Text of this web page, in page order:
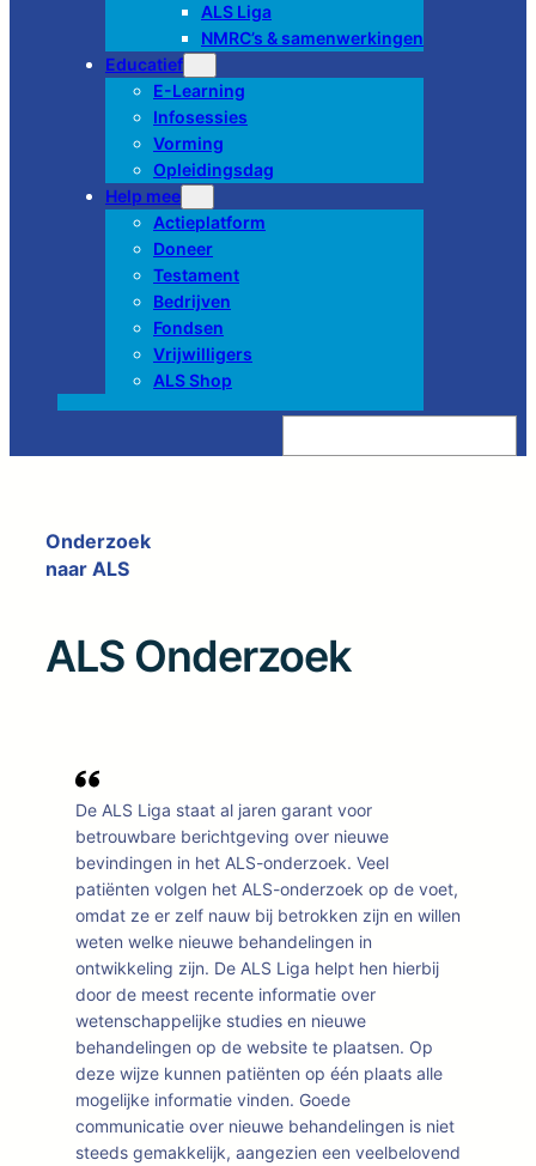
ALS Liga
NMRC’s & samenwerkingen
Educatief
E-Learning
Infosessies
Vorming
Opleidingsdag
Help mee
Actieplatform
Doneer
Testament
Bedrijven
Fondsen
Vrijwilligers
ALS Shop
Z
e
Onderzoek
naar ALS
ALS Onderzoek
De ALS Liga staat al jaren garant voor
betrouwbare berichtgeving over nieuwe
bevindingen in het ALS-onderzoek. Veel
patiënten volgen het ALS-onderzoek op de voet,
omdat ze er zelf nauw bij betrokken zijn en willen
weten welke nieuwe behandelingen in
ontwikkeling zijn. De ALS Liga helpt hen hierbij
door de meest recente informatie over
wetenschappelijke studies en nieuwe
behandelingen op de website te plaatsen. Op
deze wijze kunnen patiënten op één plaats alle
mogelijke informatie vinden. Goede
communicatie over nieuwe behandelingen is niet
steeds gemakkelijk, aangezien een veelbelovend